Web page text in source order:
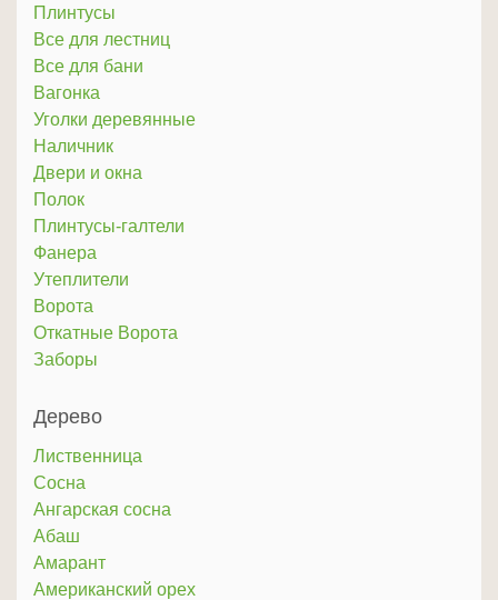
Плинтусы
Все для лестниц
Все для бани
Вагонка
Уголки деревянные
Наличник
Двери и окна
Полок
Плинтусы-галтели
Фанера
Утеплители
Ворота
Откатные Ворота
Заборы
Дерево
Лиственница
Сосна
Ангарская сосна
Абаш
Амарант
Американский орех